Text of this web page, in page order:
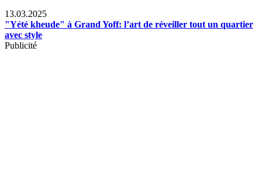
13.03.2025
"Yété kheude" à Grand Yoff: l’art de réveiller tout un quartier
avec style
Publicité